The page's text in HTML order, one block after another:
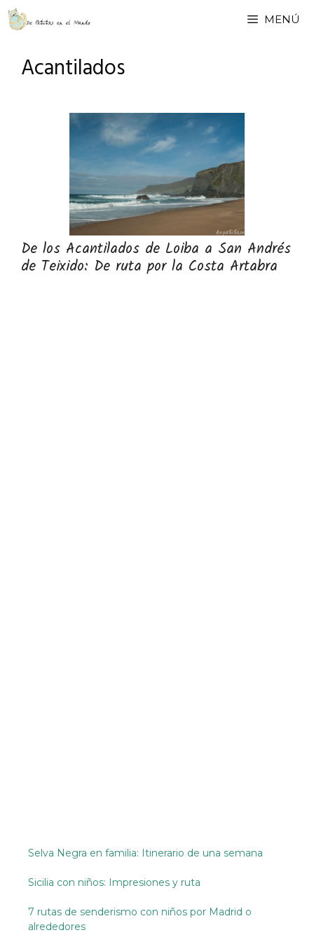
Saltar
MENÚ
Acantilados
De los Acantilados de Loiba a San Andrés
de Teixido: De ruta por la Costa Artabra
Selva Negra en familia: Itinerario de una semana
Sicilia con niños: Impresiones y ruta
7 rutas de senderismo con niños por Madrid o
alrededores